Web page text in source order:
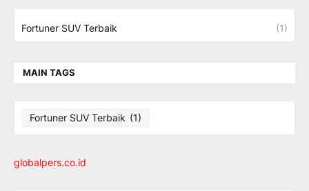
Fortuner SUV Terbaik (1)
MAIN TAGS
Fortuner SUV Terbaik (1)
globalpers.co.id